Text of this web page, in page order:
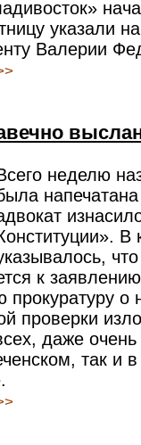
указали
Валерии
неделю
В
к
прокуратуру о
проверки
даже
так и